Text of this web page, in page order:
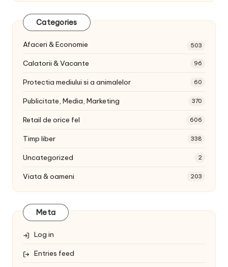
Categories
Afaceri & Economie 503
Calatorii & Vacante 96
Protectia mediului si a animalelor 60
Publicitate, Media, Marketing 370
Retail de orice fel 606
Timp liber 338
Uncategorized 2
Viata & oameni 203
Meta
Log in
Entries feed